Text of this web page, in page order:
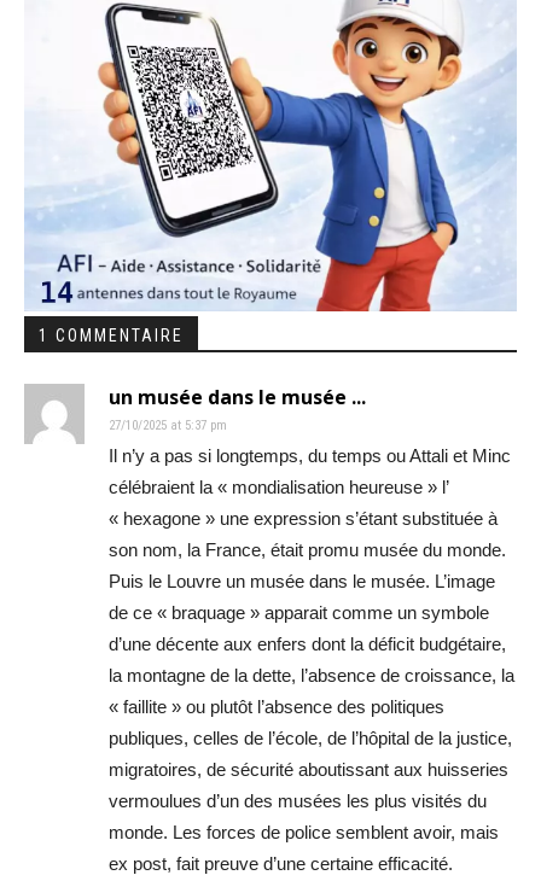
1 COMMENTAIRE
un musée dans le musée ...
27/10/2025 at 5:37 pm
Il n’y a pas si longtemps, du temps ou Attali et Minc
célébraient la « mondialisation heureuse » l’
« hexagone » une expression s’étant substituée à
son nom, la France, était promu musée du monde.
Puis le Louvre un musée dans le musée. L’image
de ce « braquage » apparait comme un symbole
d’une décente aux enfers dont la déficit budgétaire,
la montagne de la dette, l’absence de croissance, la
« faillite » ou plutôt l’absence des politiques
publiques, celles de l’école, de l’hôpital de la justice,
migratoires, de sécurité aboutissant aux huisseries
vermoulues d’un des musées les plus visités du
monde. Les forces de police semblent avoir, mais
ex post, fait preuve d’une certaine efficacité.